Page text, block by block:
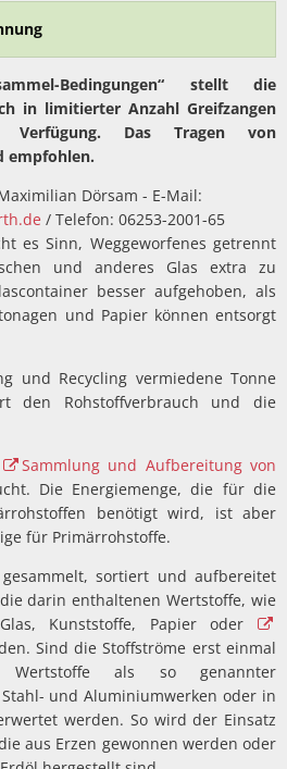
Bedingungen“ stellt die
in limitierter Anzahl Greifzangen
Verfügung. Das Tragen von
empfohlen.
Dörsam - E-Mail:
/ Telefon: 06253-2001-65
es Sinn, Weggeworfenes getrennt
und anderes Glas extra zu
besser aufgehoben, als
und Papier können entsorgt
und Recycling vermiedene Tonne
den Rohstoffverbrauch und die
Sammlung und Aufbereitung von
Die Energiemenge, die für die
benötigt wird, ist aber
für Primärrohstoffe.
sortiert und aufbereitet
darin enthaltenen Wertstoffe, wie
Kunststoffe, Papier
oder
Sind die Stoffströme erst einmal
als so genannter
und Aluminiumwerken oder in
werden. So wird der Einsatz
aus Erzen gewonnen werden oder